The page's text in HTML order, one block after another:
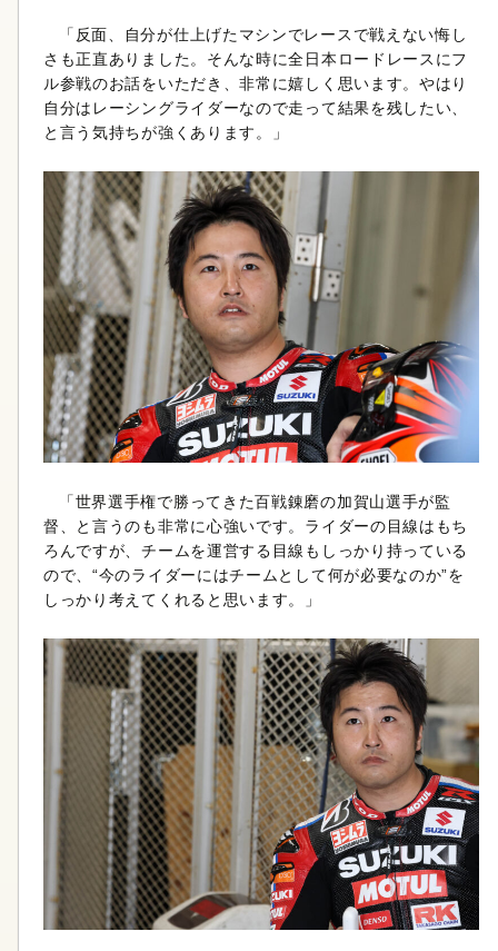
「反面、自分が仕上げたマシンでレースで戦えない悔し
さも正直ありました。そんな時に全日本ロードレースにフ
ル参戦のお話をいただき、非常に嬉しく思います。やはり
自分はレーシングライダーなので走って結果を残したい、
と言う気持ちが強くあります。」
「世界選手権で勝ってきた百戦錬磨の加賀山選手が監
督、と言うのも非常に心強いです。ライダーの目線はもち
ろんですが、チームを運営する目線もしっかり持っている
ので、“今のライダーにはチームとして何が必要なのか”を
しっかり考えてくれると思います。」